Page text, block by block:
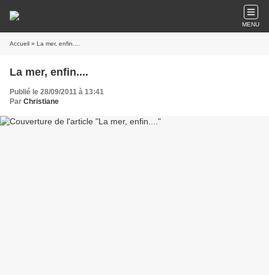
MENU
Accueil » La mer, enfin....
La mer, enfin....
Publié le 28/09/2011 à 13:41
Par Christiane